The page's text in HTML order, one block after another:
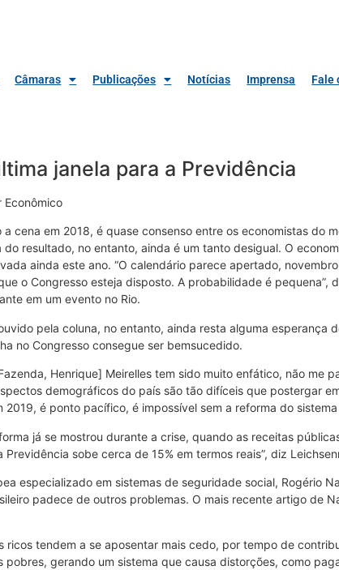
Câmaras Publicações Notícias Imprensa Fale
janela para a Previdência
Econômico
a cena em 2018, é quase consenso entre os economistas
resultado, no entanto, ainda é um tanto desigual. O
ainda este ano. “O calendário parece apertado,
o Congresso esteja disposto. A probabilidade é
em um evento no Rio.
pela coluna, no entanto, ainda resta alguma
no Congresso consegue ser bemsucedido.
Henrique] Meirelles tem sido muito enfático, não me
demográficos do país são tão difíceis que postergar
é ponto pacífico, é impossível sem a reforma do
já se mostrou durante a crise, quando as receitas
Previdência sobe cerca de 15% em termos reais”, diz
especializado em sistemas de seguridade social, Rogério
padece de outros problemas. O mais recente artigo de
ricos tendem a se aposentar mais cedo, por tempo de
pobres, gerando um sistema que causa distorções, como